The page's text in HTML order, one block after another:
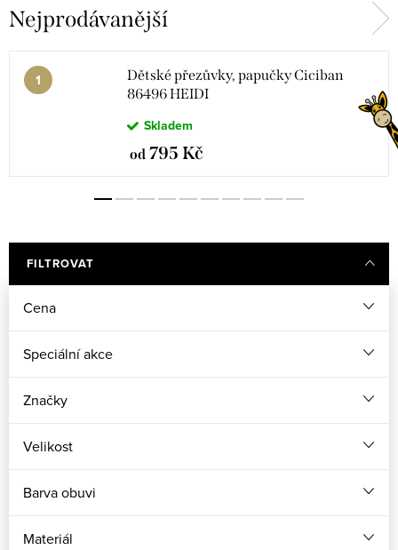
Nejprodávanější
Dětské přezůvky, papučky Ciciban
86496 HEIDI
Skladem
od 795 Kč
FILTROVAT
Cena
Speciální akce
Značky
Velikost
Barva obuvi
Materiál